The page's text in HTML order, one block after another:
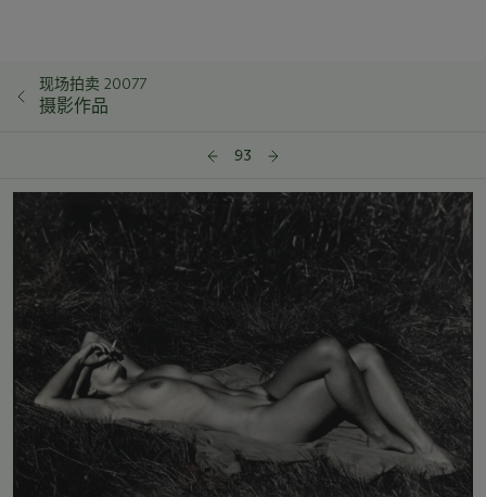
现场拍卖 20077
摄影作品
93